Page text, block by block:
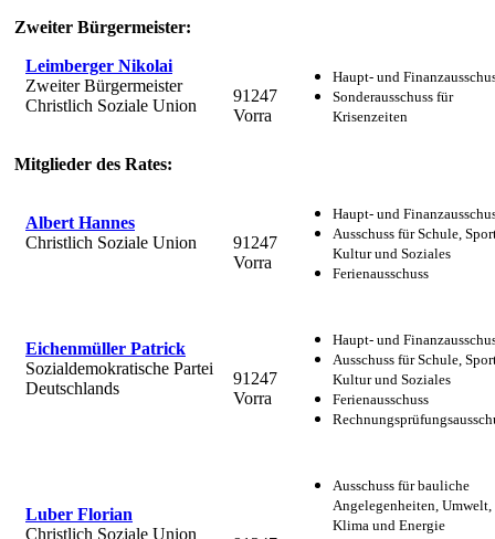
Zweiter Bürgermeister:
Leimberger Nikolai
Zweiter Bürgermeister
Christlich Soziale Union
91247
Vorra
Haupt- und
Sonderausschuss für
Krisenzeiten
Mitglieder des Rates:
Albert Hannes
Christlich Soziale Union
91247
Vorra
Haupt- und
Ausschuss für Schule,
Kultur und Soziales
Ferienausschuss
Eichenmüller Patrick
Sozialdemokratische Partei
Deutschlands
91247
Vorra
Haupt- und
Ausschuss für Schule,
Kultur und Soziales
Ferienausschuss
Luber Florian
Christlich Soziale Union
Ausschuss für bauliche
Angelegenheiten, Umwelt,
Klima und Energie